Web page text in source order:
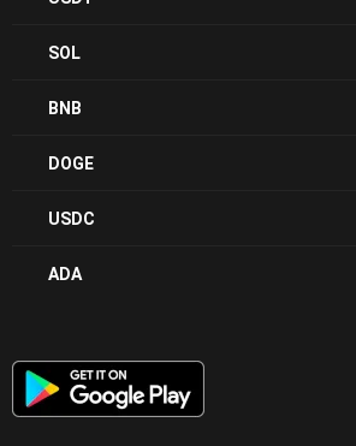
SOL
BNB
DOGE
USDC
ADA